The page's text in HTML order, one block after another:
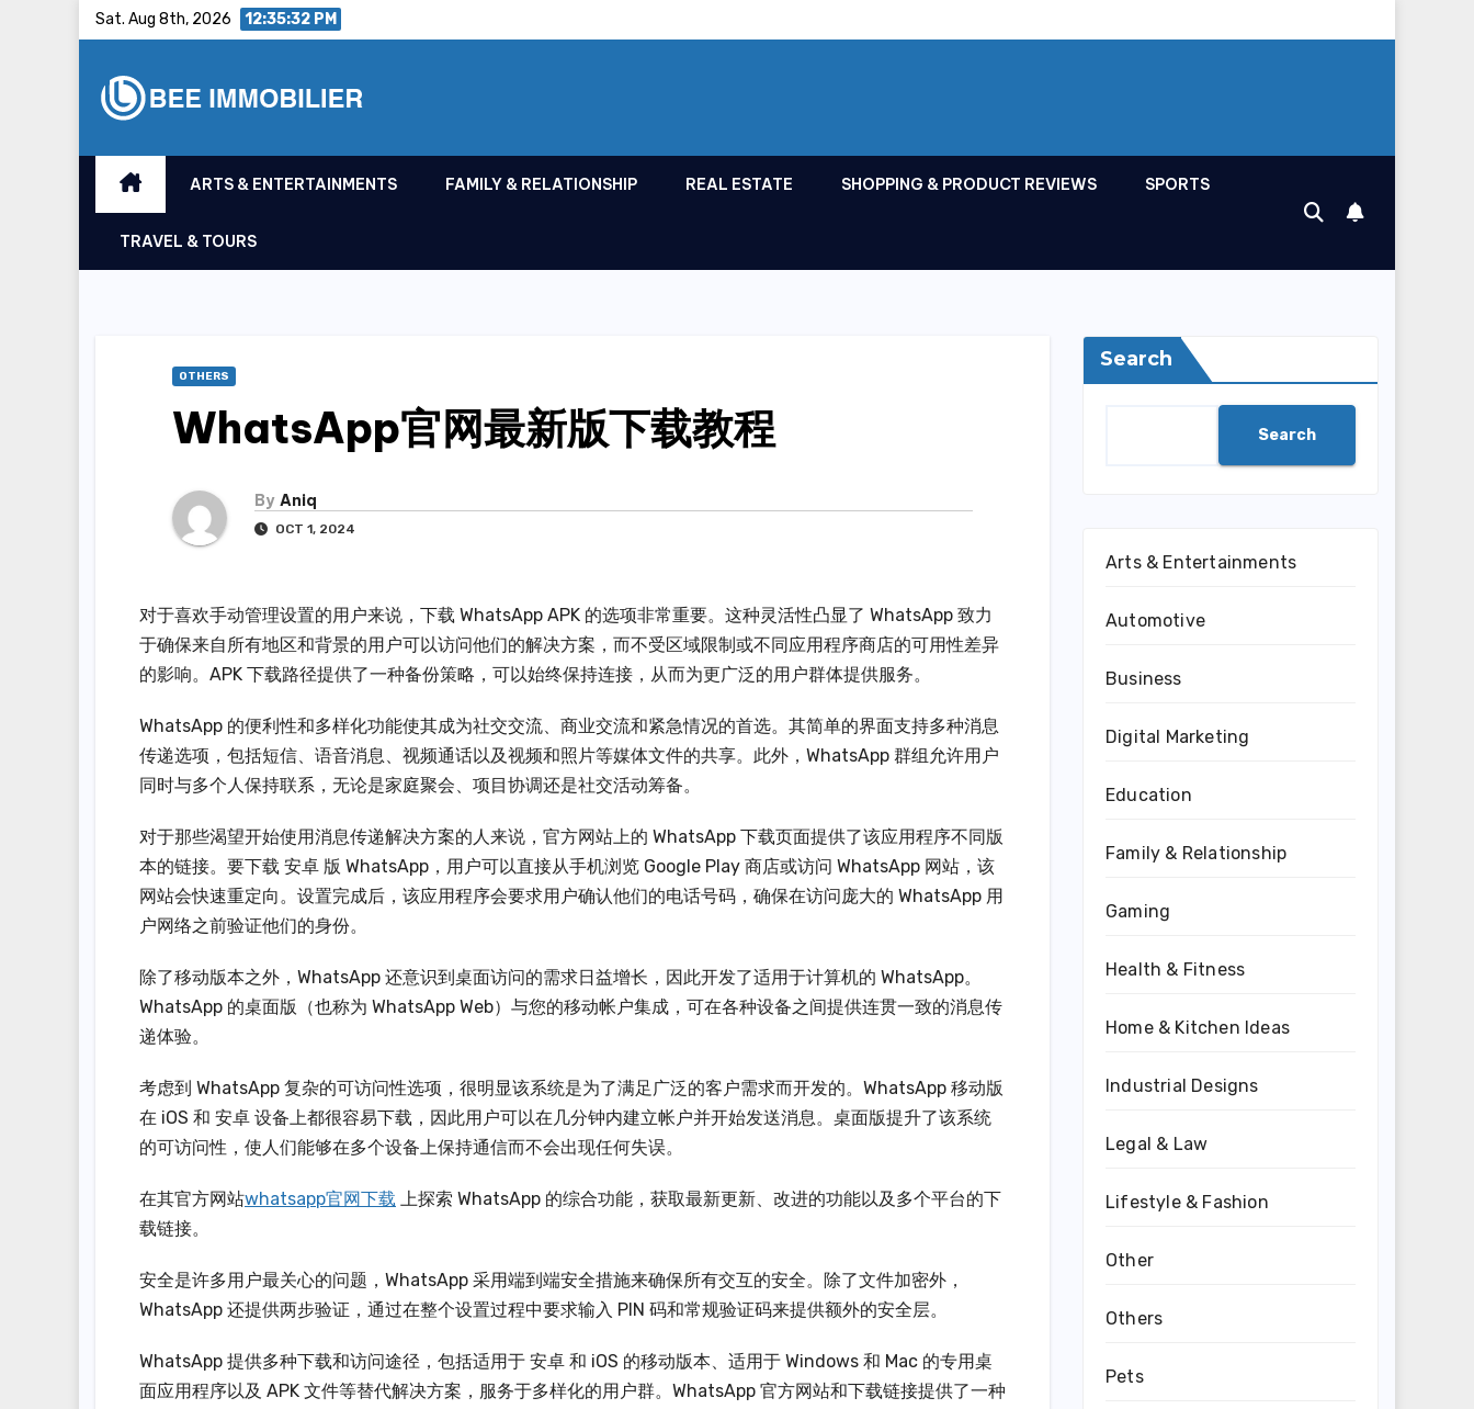
Sat. Aug 8th, 2026 12:35:33 PM
ARTS & ENTERTAINMENTS FAMILY & RELATIONSHIP REAL ESTATE SHOPPING & PRODUCT REVIEWS SPORTS
TRAVEL & TOURS
OTHERS
WhatsApp官网最新版下载教程
By Aniq
OCT 1, 2024
对于喜欢手动管理设置的用户来说，下载 WhatsApp APK 的选项非常重要。这种灵活性凸显了 WhatsApp 致力
于确保来自所有地区和背景的用户可以访问他们的解决方案，而不受区域限制或不同应用程序商店的可用性差异
的影响。APK 下载路径提供了一种备份策略，可以始终保持连接，从而为更广泛的用户群体提供服务。
WhatsApp 的便利性和多样化功能使其成为社交交流、商业交流和紧急情况的首选。其简单的界面支持多种消息
传递选项，包括短信、语音消息、视频通话以及视频和照片等媒体文件的共享。此外，WhatsApp 群组允许用户
同时与多个人保持联系，无论是家庭聚会、项目协调还是社交活动筹备。
对于那些渴望开始使用消息传递解决方案的人来说，官方网站上的 WhatsApp 下载页面提供了该应用程序不同版
本的链接。要下载 安卓 版 WhatsApp，用户可以直接从手机浏览 Google Play 商店或访问 WhatsApp 网站，该
网站会快速重定向。设置完成后，该应用程序会要求用户确认他们的电话号码，确保在访问庞大的 WhatsApp 用
户网络之前验证他们的身份。
除了移动版本之外，WhatsApp 还意识到桌面访问的需求日益增长，因此开发了适用于计算机的 WhatsApp。
WhatsApp 的桌面版（也称为 WhatsApp Web）与您的移动帐户集成，可在各种设备之间提供连贯一致的消息传
递体验。
考虑到 WhatsApp 复杂的可访问性选项，很明显该系统是为了满足广泛的客户需求而开发的。WhatsApp 移动版
在 iOS 和 安卓 设备上都很容易下载，因此用户可以在几分钟内建立帐户并开始发送消息。桌面版提升了该系统
的可访问性，使人们能够在多个设备上保持通信而不会出现任何失误。
在其官方网站whatsapp官网下载 上探索 WhatsApp 的综合功能，获取最新更新、改进的功能以及多个平台的下
载链接。
安全是许多用户最关心的问题，WhatsApp 采用端到端安全措施来确保所有交互的安全。除了文件加密外，
WhatsApp 还提供两步验证，通过在整个设置过程中要求输入 PIN 码和常规验证码来提供额外的安全层。
WhatsApp 提供多种下载和访问途径，包括适用于 安卓 和 iOS 的移动版本、适用于 Windows 和 Mac 的专用桌
面应用程序以及 APK 文件等替代解决方案，服务于多样化的用户群。WhatsApp 官方网站和下载链接提供了一种
Search
Search
Arts & Entertainments
Automotive
Business
Digital Marketing
Education
Family & Relationship
Gaming
Health & Fitness
Home & Kitchen Ideas
Industrial Designs
Legal & Law
Lifestyle & Fashion
Other
Others
Pets